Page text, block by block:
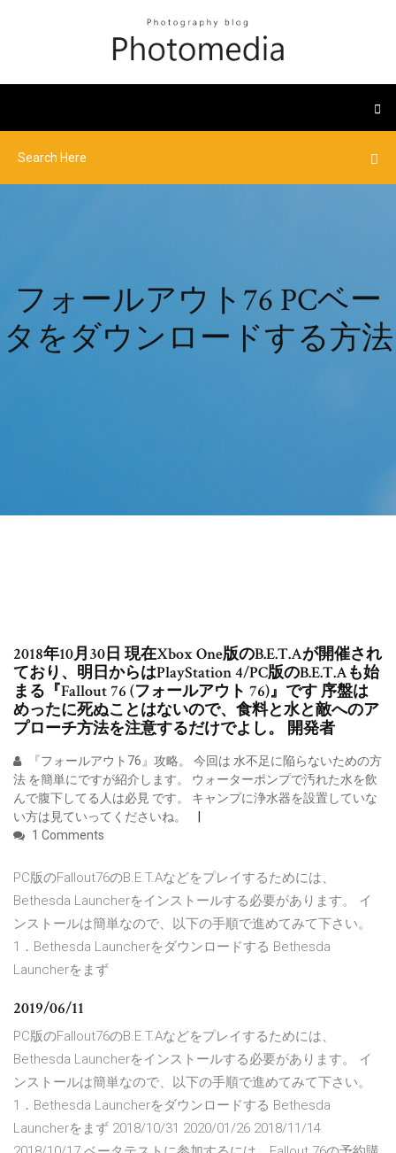
フォールアウト76 PCベー
タをダウンロードする方法
2018年10月30日 現在Xbox One版のB.E.T.Aが開催され
ており、明日からはPlayStation 4/PC版のB.E.T.Aも始
まる『Fallout 76 (フォールアウト 76)』です 序盤は
めったに死ぬことはないので、食料と水と敵へのア
プローチ方法を注意するだけでよし。 開発者
『フォールアウト76』攻略。 今回は 水不足に陥らないための方
法 を簡単にですが紹介します。 ウォーターポンプで汚れた水を飲
んで腹下してる人は必見 です。 キャンプに浄水器を設置していな
い方は見ていってくださいね。
1 Comments
PC版のFallout76のB.E.T.Aなどをプレイするためには、
Bethesda Launcherをインストールする必要があります。 イ
ンストールは簡単なので、以下の手順で進めてみて下さい。
1．Bethesda Launcherをダウンロードする Bethesda
Launcherをまず
2019/06/11
PC版のFallout76のB.E.T.Aなどをプレイするためには、
Bethesda Launcherをインストールする必要があります。 イ
ンストールは簡単なので、以下の手順で進めてみて下さい。
1．Bethesda Launcherをダウンロードする Bethesda
Launcherをまず 2018/10/31 2020/01/26 2018/11/14